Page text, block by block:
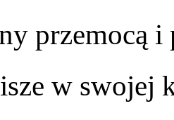
przemocą
w swojej